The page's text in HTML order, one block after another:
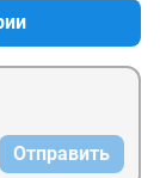
Отправить